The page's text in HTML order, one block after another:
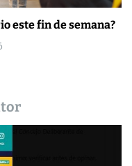
este fin de semana?